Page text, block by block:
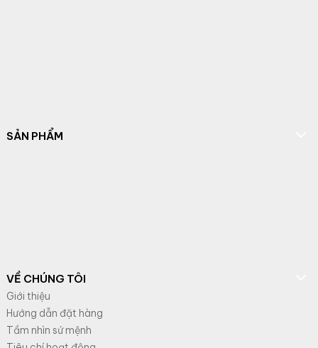
SẢN PHẨM
VỀ CHÚNG TÔI
Giới thiệu
Hướng dẫn đặt hàng
Tầm nhìn sứ mệnh